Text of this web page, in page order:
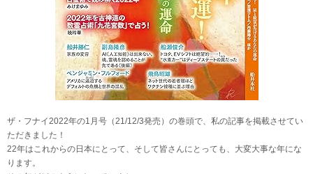
ザ・フナイ2022年の1月号（21/12/3発売）の巻頭で、私の記事を掲載させてい
ただきました！
22年はこれからの日本にとって、そして皆さんにとっても、大変大事な年にな
ります。